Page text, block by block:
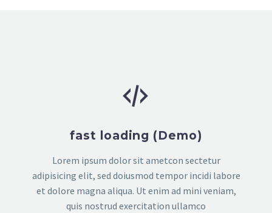


fast loading (Demo)
Lorem ipsum dolor sit ametcon sectetur
adipisicing elit, sed doiusmod tempor incidi labore
et dolore magna aliqua. Ut enim ad mini veniam,
quis nostrud exercitation ullamco